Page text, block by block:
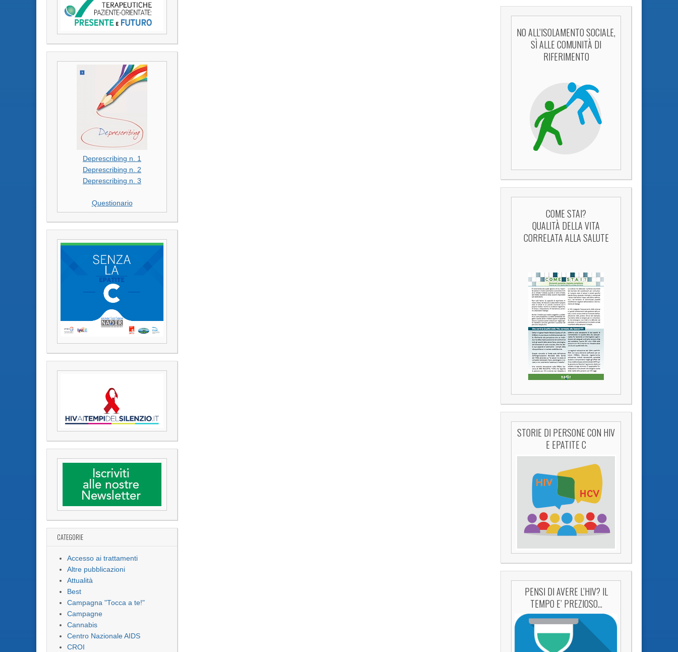
Deprescribing n. 1
Deprescribing n. 2
Deprescribing n. 3
Questionario
CATEGORIE
Accesso ai trattamenti
Altre pubblicazioni
Attualità
Best
Campagna "Tocca a te!"
Campagne
Cannabis
Centro Nazionale AIDS
CROI
NO ALL’ISOLAMENTO SOCIALE,
SÌ ALLE COMUNITÀ DI
RIFERIMENTO
COME STAI?
QUALITÀ DELLA VITA
CORRELATA ALLA SALUTE
STORIE DI PERSONE CON HIV
E EPATITE C
PENSI DI AVERE L’HIV? IL
TEMPO E’ PREZIOSO…